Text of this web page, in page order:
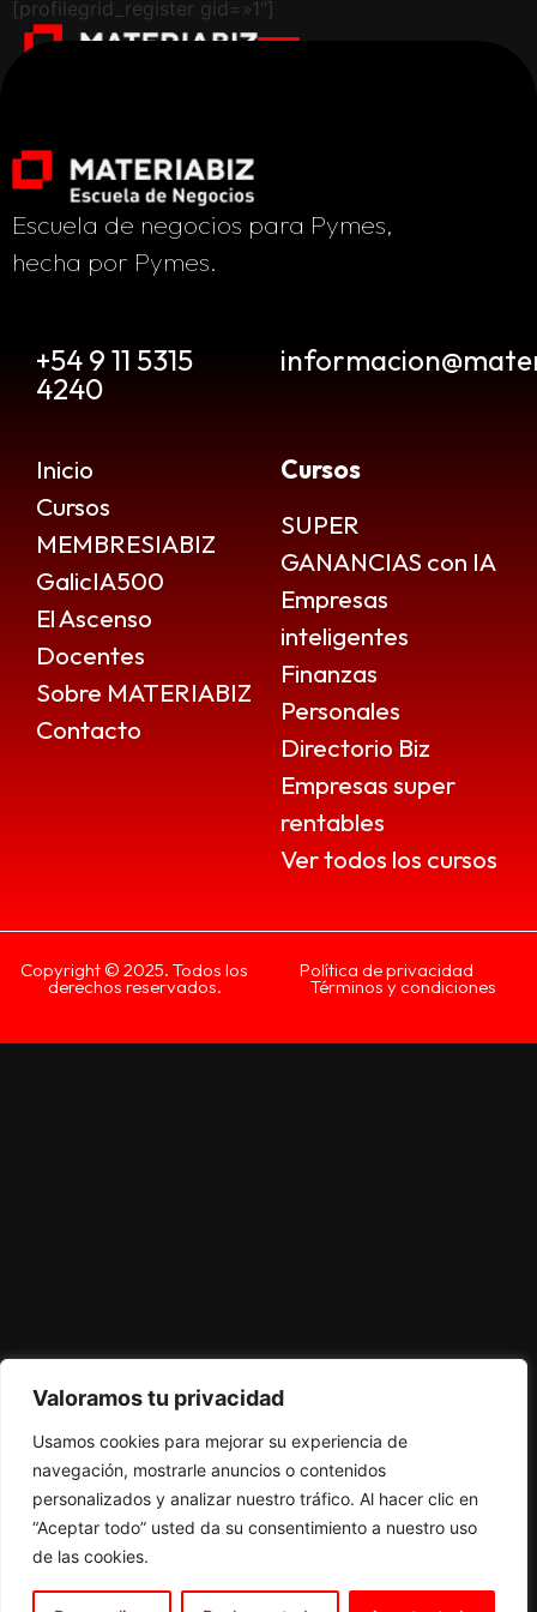
Valoramos tu privacidad
Usamos cookies para mejorar su experiencia de
navegación, mostrarle anuncios o contenidos
personalizados y analizar nuestro tráfico. Al hacer clic en
“Aceptar todo” usted da su consentimiento a nuestro uso
de las cookies.
[profilegrid_register gid=»1″]
Escuela de negocios para Pymes,
hecha por Pymes.
+54 9 11 5315
4240
Inicio
Cursos
MEMBRESIABIZ
GalicIA500
El Ascenso
Docentes
Sobre MATERIABIZ
Contacto
Cursos
SUPER
GANANCIAS con IA
Empresas
inteligentes
Finanzas
Personales
Directorio Biz
Empresas super
rentables
Ver todos los cursos
Copyright © 2025. Todos los
derechos reservados.
Política de privacidad
Términos y condiciones